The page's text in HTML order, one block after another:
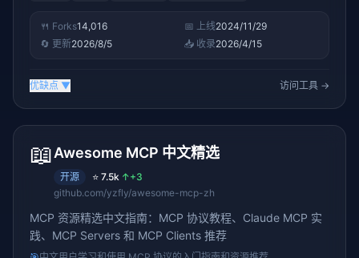
🍴 Forks14,016 📅 上线2024/11/29
🔄 更新2026/8/5 📥 收录2026/4/15
优缺点 ▼ 访问工具 →
📖Awesome MCP 中文精选
开源 ⭐ 7.5k ↑+3
github.com/yzfly/awesome-mcp-zh
MCP 资源精选中文指南：MCP 协议教程、Claude MCP 实
践、MCP Servers 和 MCP Clients 推荐